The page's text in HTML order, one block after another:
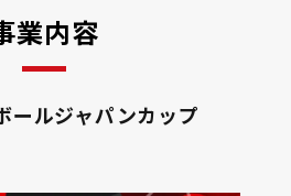
業内容
ールジャパンカップ